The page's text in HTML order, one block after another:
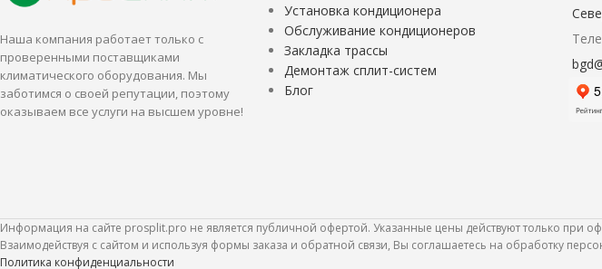
Наша компания работает только с
проверенными поставщиками
климатического оборудования. Мы
заботимся о своей репутации, поэтому
оказываем все услуги на высшем уровне!
Установка кондиционера
Обслуживание кондиционеров
Закладка трассы
Демонтаж сплит-систем
Блог
Информация на сайте prosplit.pro не является публичной офертой. Указанные цены действуют только при
Взаимодействуя с сайтом и используя формы заказа и обратной связи, Вы соглашаетесь на обработку
Политика конфиденциальности